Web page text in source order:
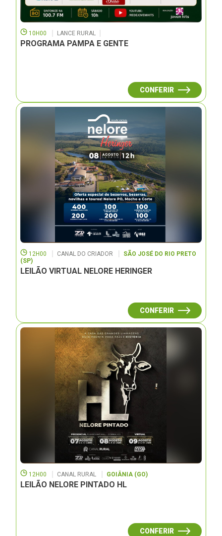
10H00 LANCE RURAL
PROGRAMA PAMPA E GENTE
CONFERIR
12H00 CANAL DO CRIADOR
SÃO JOSÉ DO RIO PRETO
(SP)
LEILÃO VIRTUAL NELORE HERINGER
CONFERIR
12H00 CANAL RURAL GOIÂNIA (GO)
LEILÃO NELORE PINTADO HL
CONFERIR